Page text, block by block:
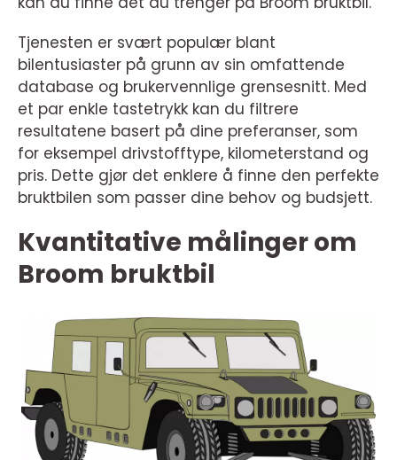
Tjenesten er svært populær blant
bilentusiaster på grunn av sin omfattende
database og brukervennlige grensesnitt. Med
et par enkle tastetrykk kan du filtrere
resultatene basert på dine preferanser, som
for eksempel drivstofftype, kilometerstand og
pris. Dette gjør det enklere å finne den perfekte
bruktbilen som passer dine behov og budsjett.
Kvantitative målinger om
Broom bruktbil